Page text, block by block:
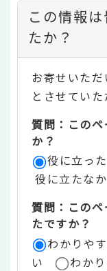
コ
ン
テ
ン
ツ
評
価
リ
ア
この情報
たか？
お寄せいた
とさせていた
質問：この
か？
役に立った
役に立たな
質問：この
たですか？
わかりや
い
わか